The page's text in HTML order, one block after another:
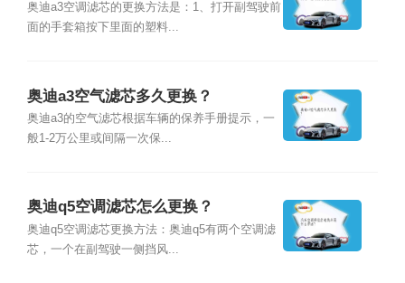
奥迪a3空调滤芯的更换方法是：1、打开副驾驶前
面的手套箱按下里面的塑料...
奥迪a3空气滤芯多久更换？
奥迪a3的空气滤芯根据车辆的保养手册提示，一
般1-2万公里或间隔一次保...
奥迪q5空调滤芯怎么更换？
奥迪q5空调滤芯更换方法：奥迪q5有两个空调滤
芯，一个在副驾驶一侧挡风...